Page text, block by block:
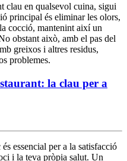
clau en qualsevol cuina, sigui
principal és eliminar les olors,
cocció, mantenint així un
obstant això, amb el pas del
greixos i altres residus,
problemes.
la clau per a
essencial per a la satisfacció
i la teva pròpia salut. Un